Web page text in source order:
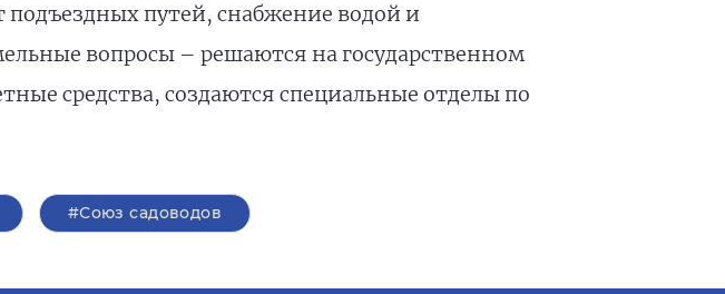
путей, снабжение водой и
вопросы – решаются на государственном
средства, создаются специальные отделы по
#Союз садоводов